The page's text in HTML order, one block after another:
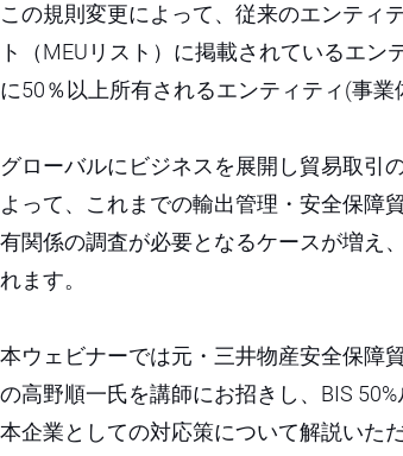
この規則変更によって、従来のエンティ
ト（MEUリスト）に掲載されているエ
に50％以上所有されるエンティティ(事業
グローバルにビジネスを展開し貿易取引
よって、これまでの輸出管理・安全保障
有関係の調査が必要となるケースが増え
れます。
本ウェビナーでは元・三井物産安全保障
の高野順一氏を講師にお招きし、BIS
本企業としての対応策について解説いた